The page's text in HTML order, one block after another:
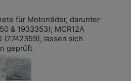
für Motorräder, darunter
& 1933353); MCR12A
(2742359), lassen sich
geprüft